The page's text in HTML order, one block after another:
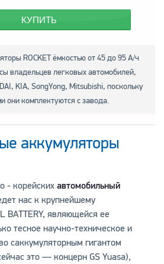
КУПИТЬ
ROCKET ёмкостью от 45 до 95 А/ч
владельцев легковых автомобилей,
KIA, SongYong, Mitsubishi, поскольку
они комплектуются с завода.
аккумуляторы
- корейских автомобильный
нас к крупнейшему
BATTERY, являющейся ее
тесное научно-техническое и
саккумуляторным гигантом
это — концерн GS Yuasa),